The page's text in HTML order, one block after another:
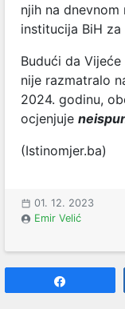
njih na
institucija BiH
Budući da
nije razmatralo
2024. godinu,
ocjenjuje
(Istinomjer.ba)
01. 12. 2023
Emir Velić